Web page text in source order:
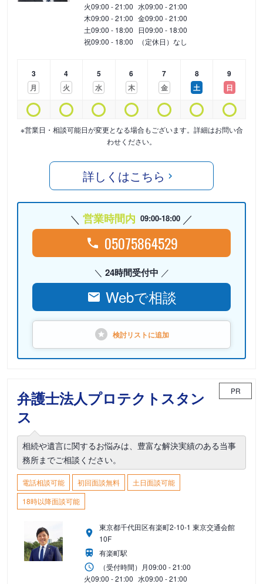
火09:00 - 21:00 水09:00 - 21:00
木09:00 - 21:00 金09:00 - 21:00
土09:00 - 18:00 日09:00 - 18:00
祝09:00 - 18:00 （定休日）なし
3
月
4
火
5
水
6
木
7
金
8
土
9
日
※営業日・相談可能日が変更となる場合もございます。詳細はお問い合
わせください。
詳しくはこちら
営業時間内 09:00-18:00
05075864529
24時間受付中
Webで相談
検討リストに追加
弁護士法人プロテクトスタン
ス
PR
相続や遺言に関するお悩みは、豊富な解決実績のある当事
務所までご相談ください。
電話相談可能 初回面談無料
土日面談可能
18時以降面談可能
東京都千代田区有楽町2-10-1 東京交通会館
10F
有楽町駅
（受付時間） 月09:00 - 21:00
火09:00 - 21:00 水09:00 - 21:00